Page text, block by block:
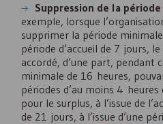
Suppression de la
exemple, lorsque
supprimer la période
période d’accueil de 7 jours,
accordé, d’une part, pendant
minimale de 16 heures,
périodes d’au moins 4
pour le surplus, à l’issue de
de 21 jours, à l’issue d’une